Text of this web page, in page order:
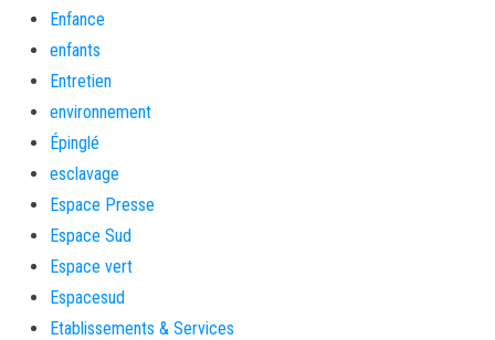
Enfance
enfants
Entretien
environnement
Épinglé
esclavage
Espace Presse
Espace Sud
Espace vert
Espacesud
Etablissements & Services